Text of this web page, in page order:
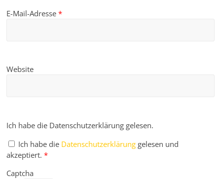
E-Mail-Adresse*
Website
Ich habe die Datenschutzerklärung gelesen.
Ich habe die Datenschutzerklärung gelesen und
akzeptiert. *
Captcha